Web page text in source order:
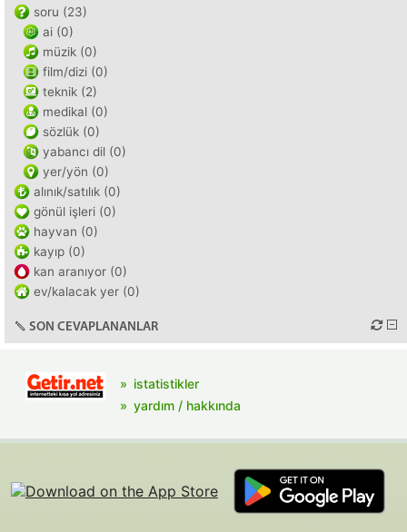
soru (23)
ai (0)
müzik (0)
film/dizi (0)
teknik (2)
medikal (0)
sözlük (0)
yabancı dil (0)
yer/yön (0)
alınık/satılık (0)
gönül işleri (0)
hayvan (0)
kayıp (0)
kan aranıyor (0)
ev/kalacak yer (0)
SON CEVAPLANANLAR
istatistikler
yardım / hakkında